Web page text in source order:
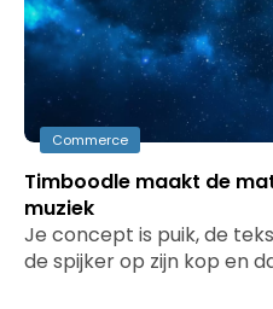
Commerce
Timboodle maakt de
muziek
Je concept is puik, de
de spijker op zijn kop en